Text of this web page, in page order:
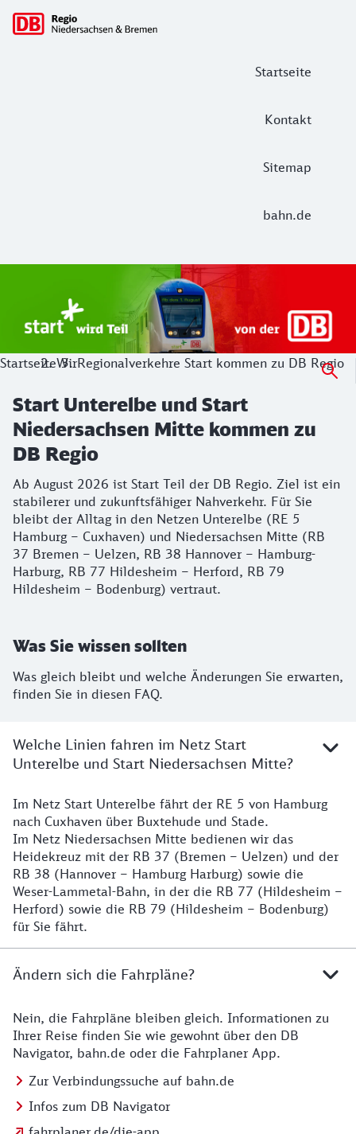
Startseite
Kontakt
Sitemap
bahn.de
Hauptnavigation
Start Unterelbe und Start
Ab August 2026 ist Start Teil der DB Regio. Ziel ist ein
StartseiteWirRegionalverkehre Start kommen zu DB Regio
Start Unterelbe und Start
Niedersachsen Mitte kommen zu
DB Regio
Ab August 2026 ist Start Teil der DB Regio. Ziel ist ein
stabilerer und zukunftsfähiger Nahverkehr. Für Sie
bleibt der Alltag in den Netzen Unterelbe (RE 5
Hamburg – Cuxhaven) und Niedersachsen Mitte (RB
37 Bremen – Uelzen, RB 38 Hannover – Hamburg-
Harburg, RB 77 Hildesheim – Herford, RB 79
Hildesheim – Bodenburg) vertraut.
Was Sie wissen sollten
Was gleich bleibt und welche Änderungen Sie erwarten,
finden Sie in diesen FAQ.
Welche Linien fahren im Netz Start
Unterelbe und Start Niedersachsen Mitte?
Details
Im Netz Start Unterelbe fährt der RE 5 von Hamburg
nach Cuxhaven über Buxtehude und Stade.
Im Netz Niedersachsen Mitte bedienen wir das
Heidekreuz mit der RB 37 (Bremen – Uelzen) und der
RB 38 (Hannover – Hamburg Harburg) sowie die
Weser-Lammetal-Bahn, in der die RB 77 (Hildesheim –
Herford) sowie die RB 79 (Hildesheim – Bodenburg)
für Sie fährt.
Ändern sich die Fahrpläne?
Details zu den Fahrplänen
Nein, die Fahrpläne bleiben gleich. Informationen zu
Ihrer Reise finden Sie wie gewohnt über den DB
Navigator, bahn.de oder die Fahrplaner App.
Zur Verbindungssuche auf bahn.de
Infos zum DB Navigator